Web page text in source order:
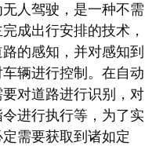
人驾驶，是一种不需
成出行安排的技术，
的感知，并对感知到
辆进行控制。在自动
对道路进行识别，对
进行执行等，为了实
需要获取到诸如定